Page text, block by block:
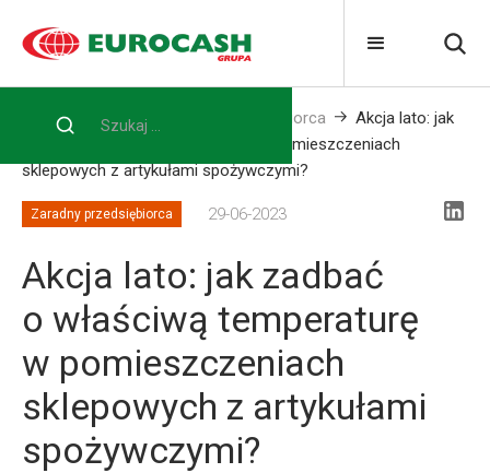
Home Blog Zaradny przedsiębiorca
Akcja lato: jak
zadbać o właściwą temperaturę w pomieszczeniach
sklepowych z artykułami spożywczymi?
Zaradny przedsiębiorca 29-06-2023
Akcja lato: jak zadbać
o właściwą temperaturę
w pomieszczeniach
sklepowych z artykułami
spożywczymi?